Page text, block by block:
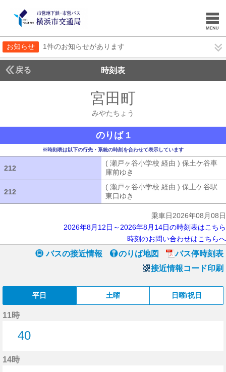
お知らせ 1件のお知らせがあります
戻る 時刻表
宮田町
みやたちょう
のりば 1
※時刻表は以下の行先・系統の時刻を合わせて表示しています
212
( 瀬戸ヶ谷小学校 経由 ) 保土ケ谷車
庫前ゆき
212
( 瀬戸ヶ谷小学校 経由 ) 保土ケ谷駅
東口ゆき
乗車日2026年08月08日
2026年8月12日～2026年8月14日の時刻表はこちら
時刻のお問い合わせはこちらへ
バスの接近情報 のりば地図
バス停時刻表
接近情報コード印刷
平日 土曜 日曜/祝日
11時
40
14時